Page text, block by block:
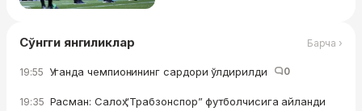
Сўнгги янгиликлар Барча ›
19:55 Уганда чемпионининг сардори ўлдирилди 0
19:35 Расман: Салоҳ “Трабзонспор” футболчисига айланди